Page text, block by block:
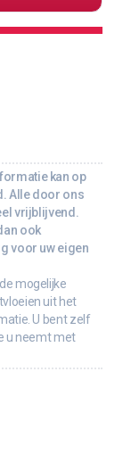
kan op
Alle door ons
vrijblijvend.
ook
voor uw eigen
mogelijke
uit het
U bent zelf
u neemt met